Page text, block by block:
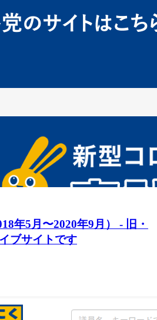
年5月〜2020年9月） - 旧・
ブサイトです